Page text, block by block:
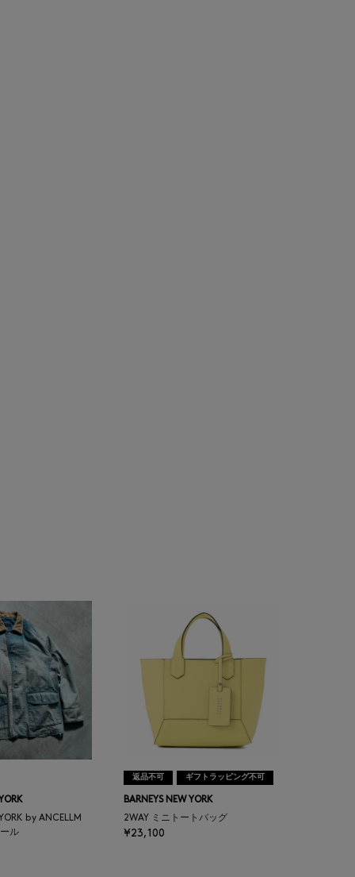
YORK by ANCELLM
ル
返品不可 ギフトラッピング不可
BARNEYS NEW YORK
2WAY ミニトートバッグ
¥23,100